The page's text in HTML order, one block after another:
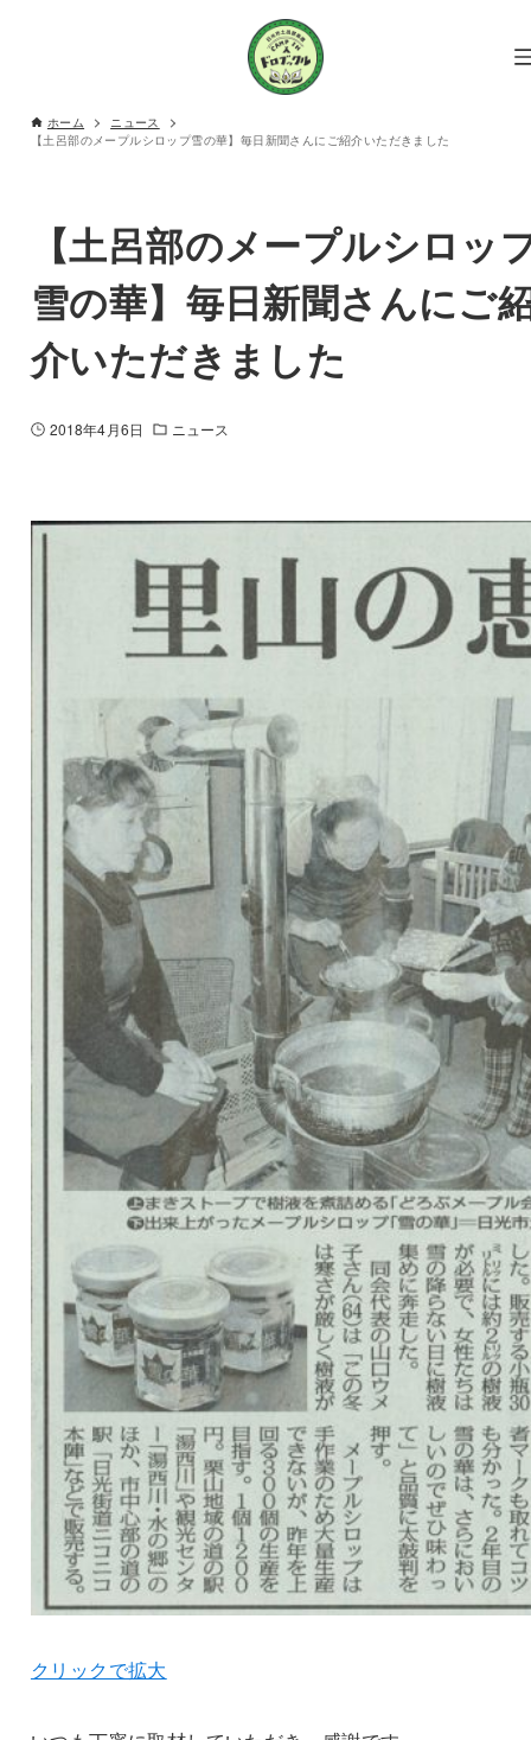
ホーム
ニュース
【土呂部のメープルシロップ雪の華】毎日新聞さんにご紹介いただきました
【土呂部のメープルシロッ
雪の華】毎日新聞さんにご
介いただきました
2018年4月6日 ニュース
クリックで拡大